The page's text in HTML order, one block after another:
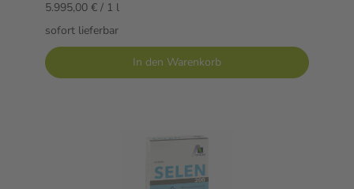
5.995,00 € / 1 l
sofort lieferbar
In den Warenkorb